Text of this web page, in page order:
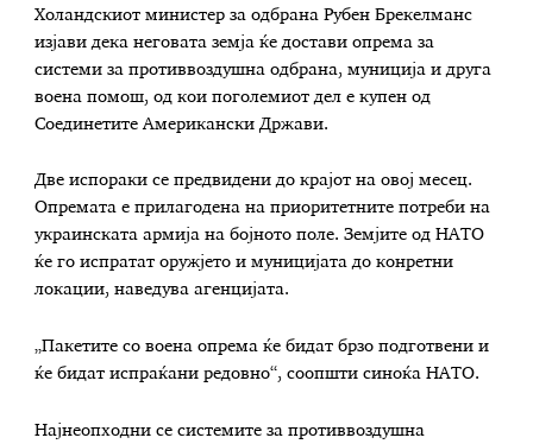
Холандскиот министер за одбрана Рубен Брекелманс
изјави дека неговата земја ќе достави опрема за
системи за противвоздушна одбрана, муниција и друга
воена помош, од кои поголемиот дел е купен од
Соединетите Американски Држави.
Две испораки се предвидени до крајот на овој месец.
Опремата е прилагодена на приоритетните потреби на
украинската армија на бојното поле. Земјите од НАТО
ќе го испратат оружјето и муницијата до конретни
локации, наведува агенцијата.
„Пакетите со воена опрема ќе бидат брзо подготвени и
ќе бидат испраќани редовно“, соопшти синоќа НАТО.
Најнеопходни се системите за противвоздушна